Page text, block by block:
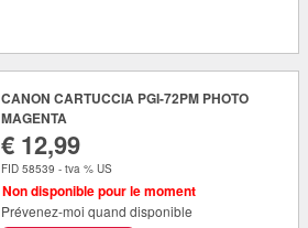
CANON CARTUCCIA PGI-72PM PHOTO
MAGENTA
€ 12,99
FID 58539 - tva % US
Non disponible pour le moment
Prévenez-moi quand disponible